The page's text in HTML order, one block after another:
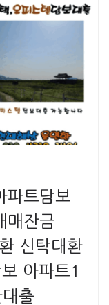
파트담보
매잔금
신탁대환
아파트1
출